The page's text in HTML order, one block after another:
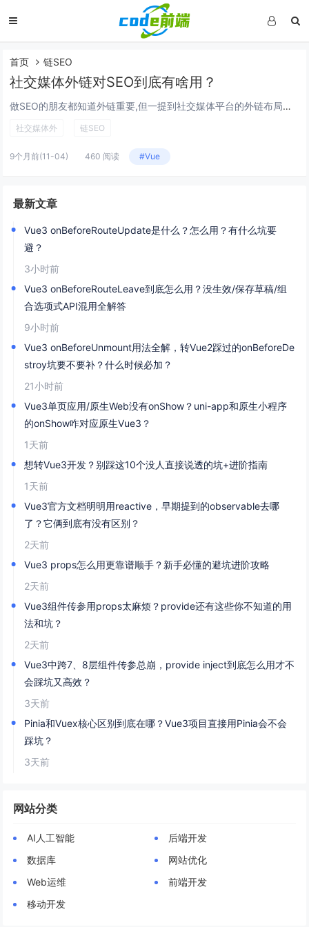
首页 链SEO
社交媒体外链对SEO到底有啥用？
做SEO的朋友都知道外链重要,但一提到社交媒体平台的外链布局，不少人犯难：社交平台的链接大多是nofollow，到底有没有用？发了内容没人点咋办？不同平台咋选才不白忙活？今天就把社交媒体SEO外链的实用技巧拆明白，从价值到操作一步一步讲透。...
社交媒体外 链SEO
9个月前(11-04) 460 阅读 #Vue
最新文章
Vue3 onBeforeRouteUpdate是什么？怎么用？有什么坑要
避？
3小时前
Vue3 onBeforeRouteLeave到底怎么用？没生效/保存草稿/组
合选项式API混用全解答
9小时前
Vue3 onBeforeUnmount用法全解，转Vue2踩过的onBeforeDe
stroy坑要不要补？什么时候必加？
21小时前
Vue3单页应用/原生Web没有onShow？uni-app和原生小程序
的onShow咋对应原生Vue3？
1天前
想转Vue3开发？别踩这10个没人直接说透的坑+进阶指南
1天前
Vue3官方文档明明用reactive，早期提到的observable去哪
了？它俩到底有没有区别？
2天前
Vue3 props怎么用更靠谱顺手？新手必懂的避坑进阶攻略
2天前
Vue3组件传参用props太麻烦？provide还有这些你不知道的用
法和坑？
2天前
Vue3中跨7、8层组件传参总崩，provide inject到底怎么用才不
会踩坑又高效？
3天前
Pinia和Vuex核心区别到底在哪？Vue3项目直接用Pinia会不会
踩坑？
3天前
网站分类
AI人工智能
后端开发
数据库
网站优化
Web运维
前端开发
移动开发